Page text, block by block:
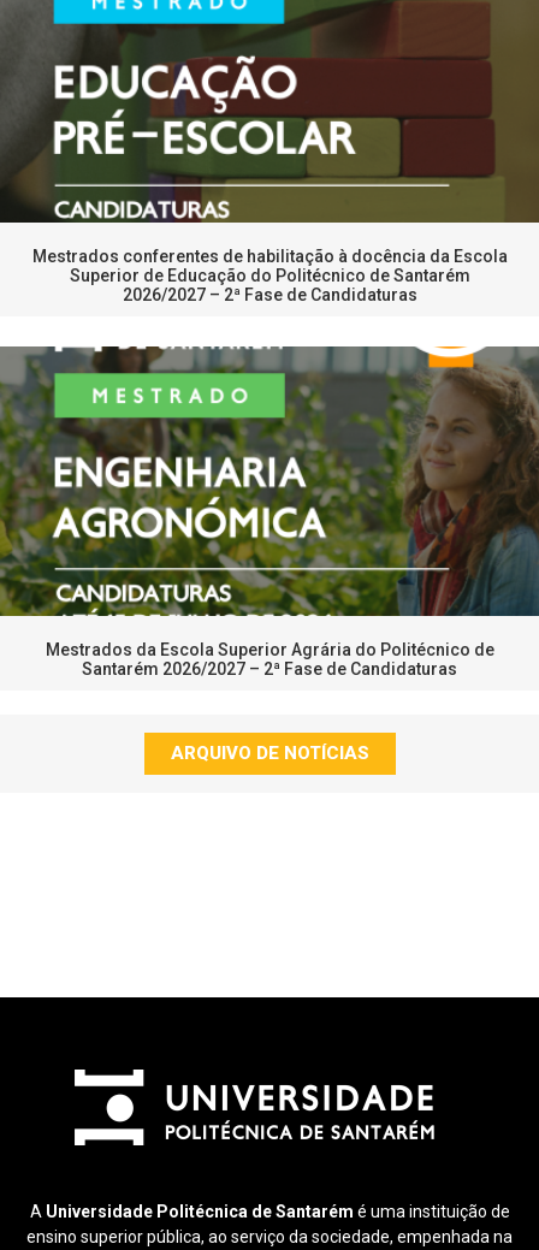
Mestrados conferentes de habilitação à docência da Escola
Superior de Educação do Politécnico de Santarém
2026/2027 – 2ª Fase de Candidaturas
Mestrados da Escola Superior Agrária do Politécnico de
Santarém 2026/2027 – 2ª Fase de Candidaturas
ARQUIVO DE NOTÍCIAS
A Universidade Politécnica de Santarém é uma instituição de
ensino superior pública, ao serviço da sociedade, empenhada na